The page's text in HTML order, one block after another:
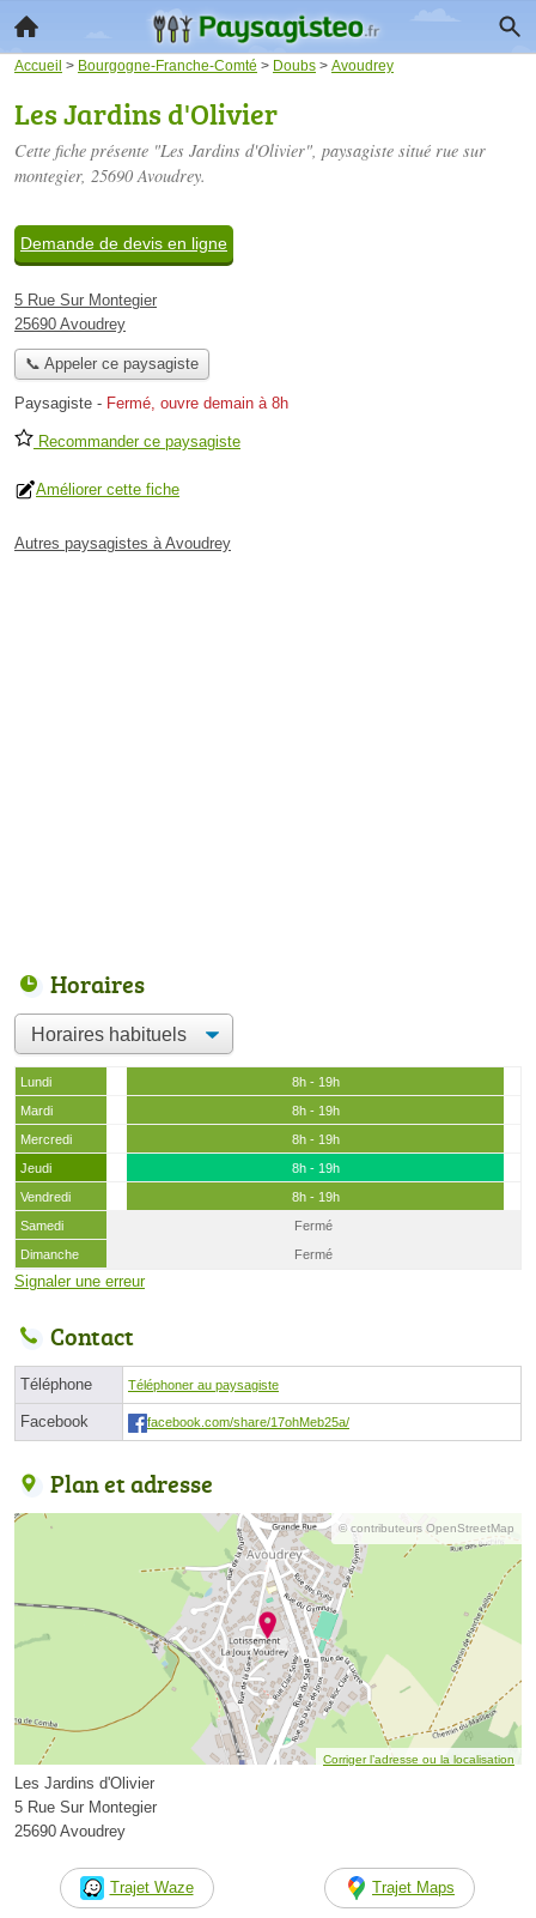
Accueil > Bourgogne-Franche-Comté > Doubs > Avoudrey
Les Jardins d'Olivier
Cette fiche présente "Les Jardins d'Olivier", paysagiste situé rue sur
montegier, 25690 Avoudrey.
Demande de devis en ligne
5 Rue Sur Montegier
25690 Avoudrey
📞 Appeler ce paysagiste
Paysagiste - Fermé, ouvre demain à 8h
Recommander ce paysagiste
Améliorer cette fiche
Autres paysagistes à Avoudrey
Horaires
Lundi
8h - 19h
Mardi
8h - 19h
Mercredi
8h - 19h
Jeudi
8h - 19h
Vendredi
8h - 19h
Samedi
Fermé
Dimanche
Fermé
Signaler une erreur
Contact
Téléphone Téléphoner au paysagiste
Facebook facebook.com/share/17ohMeb25a/
Plan et adresse
© contributeurs OpenStreetMap
Corriger l’adresse ou la localisation
Les Jardins d'Olivier
5 Rue Sur Montegier
25690 Avoudrey
Trajet Waze Trajet Maps